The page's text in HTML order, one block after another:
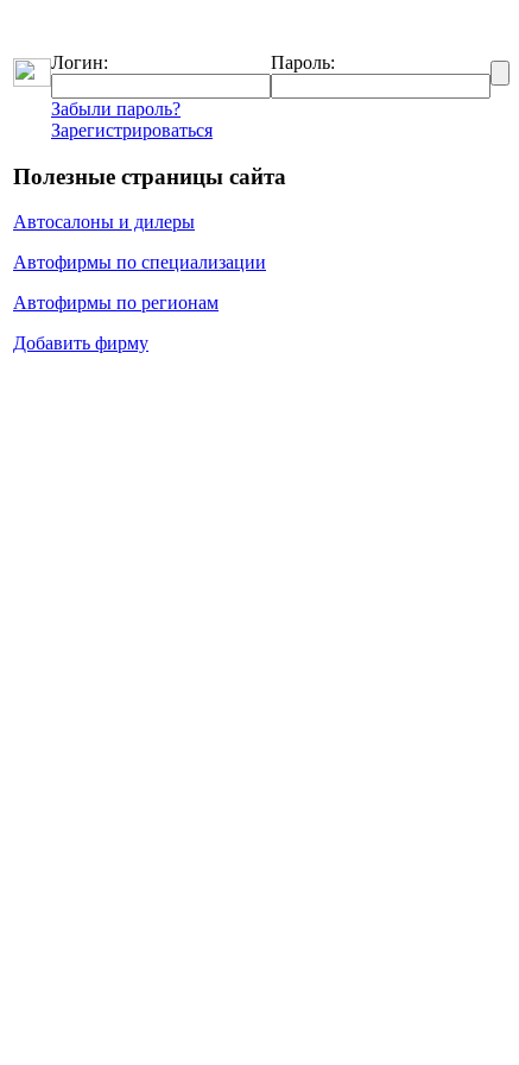
Логин: Пароль:
Забыли пароль?
Зарегистрироваться
Полезные страницы сайта
Автосалоны и дилеры
Автофирмы по специализации
Автофирмы по регионам
Добавить фирму